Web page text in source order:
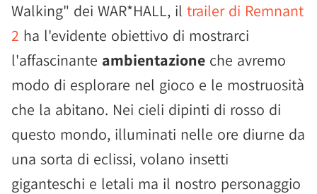
Walking" dei WAR*HALL, il trailer di Remnant
2 ha l'evidente obiettivo di mostrarci
l'affascinante ambientazione che avremo
modo di esplorare nel gioco e le mostruosità
che la abitano. Nei cieli dipinti di rosso di
questo mondo, illuminati nelle ore diurne da
una sorta di eclissi, volano insetti
giganteschi e letali ma il nostro personaggio